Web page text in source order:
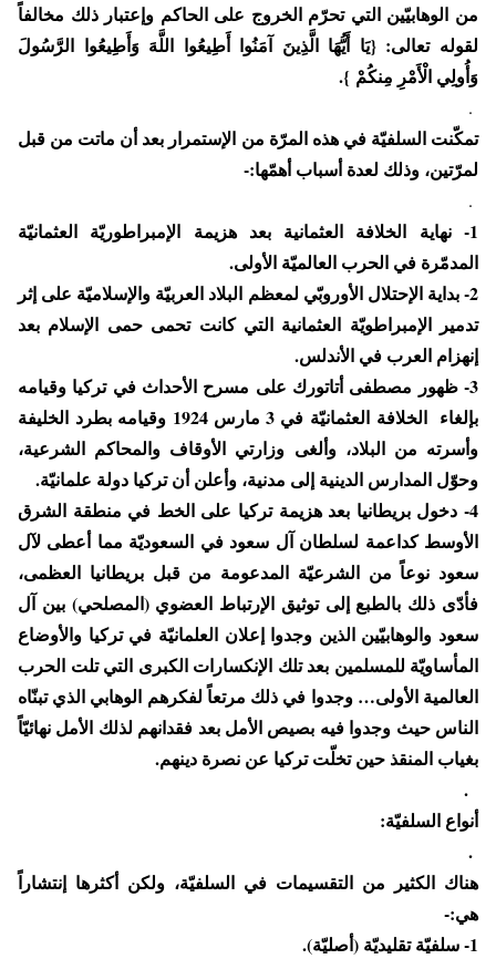
من الوهابيّين التي تحرّم الخروج على الحاكم وإعتبار ذلك مخالفاً
لقوله تعالى: {يَا أَيُّهَا الَّذِينَ آمَنُوا أَطِيعُوا اللَّهَ وَأَطِيعُوا الرَّسُولَ
وَأُولِي الْأَمْرِ مِنكُمْ }.
.
تمكّنت السلفيّة في هذه المرّة من الإستمرار بعد أن ماتت من قبل
لمرّتين، وذلك لعدة أسباب أهمّها:-
.
1- نهاية الخلافة العثمانية بعد هزيمة الإمبراطوريّة العثمانيّة
المدمّرة في الحرب العالميّة الأولى.
2- بداية الإحتلال الأوروبّي لمعظم البلاد العربيّة والإسلاميّة على إثر
تدمير الإمبراطويّة العثمانية التي كانت تحمى حمى الإسلام بعد
إنهزام العرب في الأندلس.
3- ظهور مصطفى أتاتورك على مسرح الأحداث في تركيا وقيامه
بإلغاء الخلافة العثمانيّة في 3 مارس 1924 وقيامه بطرد الخليفة
وأسرته من البلاد، وألغى وزارتي الأوقاف والمحاكم الشرعية،
وحوّل المدارس الدينية إلى مدنية، وأعلن أن تركيا دولة علمانيّة.
4- دخول بريطانيا بعد هزيمة تركيا على الخط في منطقة الشرق
الأوسط كداعمة لسلطان آل سعود في السعوديّة مما أعطى لآل
سعود نوعاً من الشرعيّة المدعومة من قبل بريطانيا العظمى،
فأدّى ذلك بالطبع إلى توثيق الإرتباط العضوي (المصلحي) بين آل
سعود والوهابيّين الذين وجدوا إعلان العلمانيّة في تركيا والأوضاع
المأساويّة للمسلمين بعد تلك الإنكسارات الكبرى التي تلت الحرب
العالمية الأولى… وجدوا في ذلك مرتعاً لفكرهم الوهابي الذي تبنّاه
الناس حيث وجدوا فيه بصيص الأمل بعد فقدانهم لذلك الأمل نهائيّاً
بغياب المنقذ حين تخلّت تركيا عن نصرة دينهم.
.
أنواع السلفيّة:
.
هناك الكثير من التقسيمات في السلفيّة، ولكن أكثرها إنتشاراً
هي:-
1- سلفيّة تقليديّة (أصليّة).